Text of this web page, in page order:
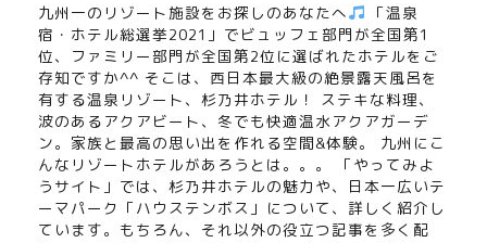
九州一のリゾート施設をお探しのあなたへ
「温泉
宿・ホテル総選挙2021」でビュッフェ部門が全国第1
位、ファミリー部門が全国第2位に選ばれたホテルをご
存知ですか^^ そこは、西日本最大級の絶景露天風呂を
有する温泉リゾート、杉乃井ホテル！ ステキな料理、
波のあるアクアビート、冬でも快適温水アクアガーデ
ン。家族と最高の思い出を作れる空間&体験。 九州にこ
んなリゾートホテルがあろうとは。。。 「やってみよ
うサイト」では、杉乃井ホテルの魅力や、日本一広いテ
ーマパーク「ハウステンボス」について、詳しく紹介し
ています。もちろん、それ以外の役立つ記事を多く配